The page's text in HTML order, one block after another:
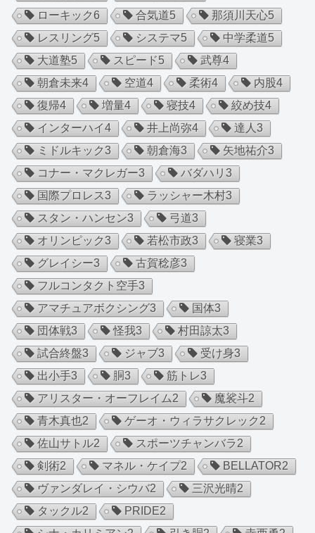
ローキック6 合気道5 那須川天心5
レスリング5 システマ5 中学柔道5
大道塾5 スピード5 武尊4
朝倉未来4 空道4 柔術4 内股4
復帰4 増量4 寝技4 絞め技4
インターハイ4 井上尚弥4 達人 3
ミドルキック3 朝倉海3 矢地祐介3
コナー・マクレガー3 バダハリ 3
国際プロレス3 ラッシャー木村3
スタン・ハンセン3 弓道3
オリンピック3 若松市政3 寝業3
グレイシー3 古賀稔彦3
フルコンタクト空手3
アマチュアボクシング3 国体3
団体戦3 怪我3 村田諒太3
試合終盤3 ジャブ3 受け身3
出小手3 胴3 筋トレ3
アリスター・オーフレイム2 魔裟斗2
青木真也2 ゲーオ・ウィラサクレック2
佐山サトル2 スポーツチャンバラ2
剣術2 マネル・ケイプ2 BELLATOR2
ヴァンダレイ・シウバ2 三沢光晴2
タックル2 PRIDE2